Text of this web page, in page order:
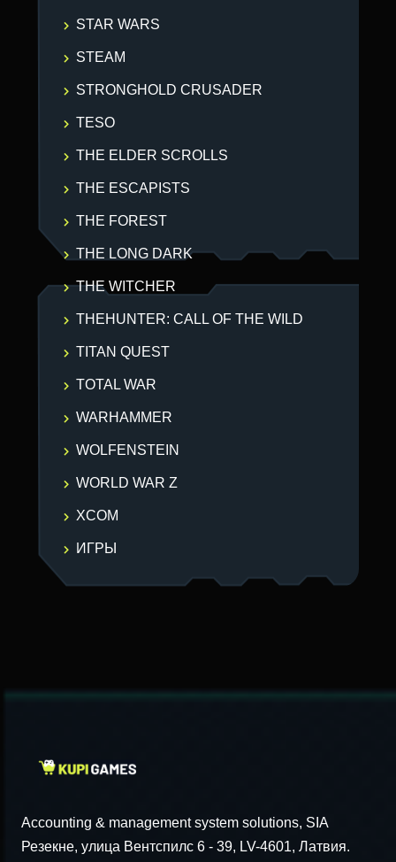
STAR WARS
STEAM
STRONGHOLD CRUSADER
TESO
THE ELDER SCROLLS
THE ESCAPISTS
THE FOREST
THE LONG DARK
THE WITCHER
THEHUNTER: CALL OF THE WILD
TITAN QUEST
TOTAL WAR
WARHAMMER
WOLFENSTEIN
WORLD WAR Z
XCOM
ИГРЫ
Accounting & management system solutions, SIA
Резекне, улица Вентспилс 6 - 39, LV-4601, Латвия.